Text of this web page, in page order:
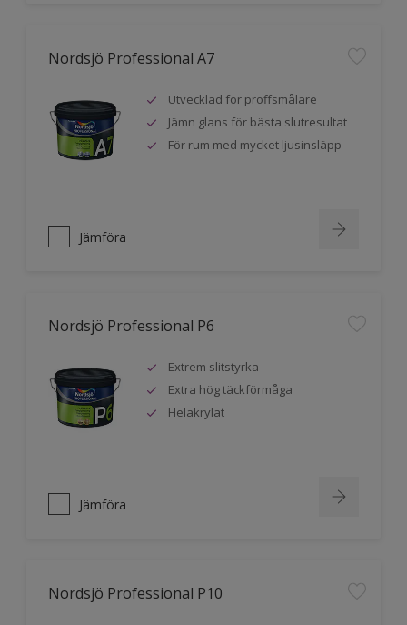
Nordsjö Professional A7
Utvecklad för proffsmålare
Jämn glans för bästa slutresultat
För rum med mycket ljusinsläpp
Jämföra
Nordsjö Professional P6
Extrem slitstyrka
Extra hög täckförmåga
Helakrylat
Jämföra
Nordsjö Professional P10